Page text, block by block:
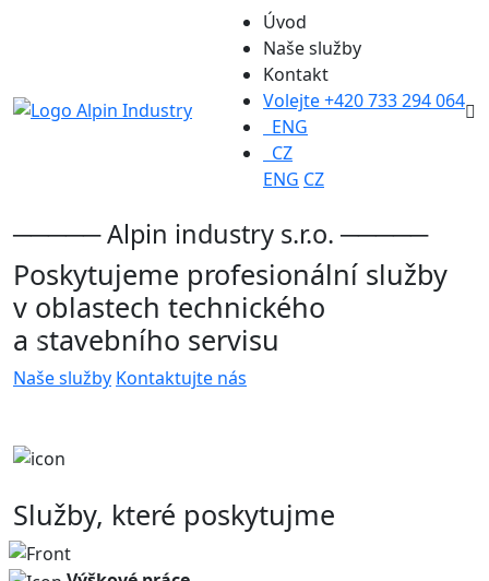
Úvod
Naše služby
Kontakt
Volejte +420 733 294 064
ENG
CZ
ENG CZ
───── Alpin industry s.r.o. ─────
Poskytujeme profesionální služby
v oblastech technického
a stavebního servisu
Naše služby Kontaktujte nás
Služby, které poskytujme